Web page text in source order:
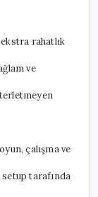
rahatlık
ve
çalışma ve
tarafında